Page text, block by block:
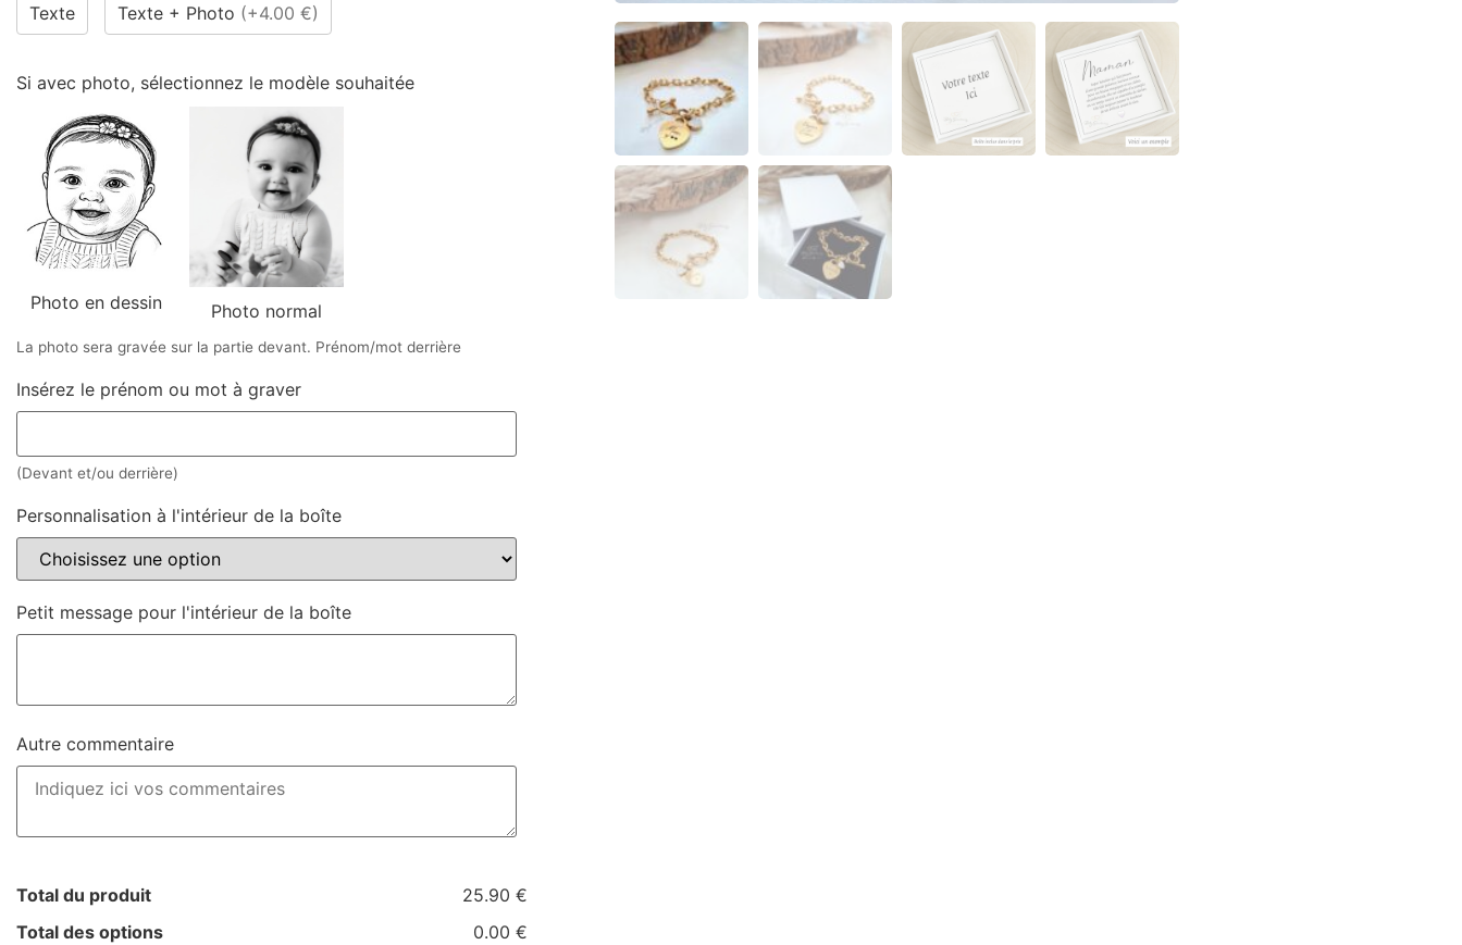
Texte Texte + Photo (+4.00 €)
Si avec photo, sélectionnez le modèle souhaitée
Photo en dessin Photo normal
La photo sera gravée sur la partie devant. Prénom/mot derrière
Insérez le prénom ou mot à graver
(Devant et/ou derrière)
Personnalisation à l'intérieur de la boîte
Petit message pour l'intérieur de la boîte
Autre commentaire
Total du produit
25.90 €
Total des options
0.00 €